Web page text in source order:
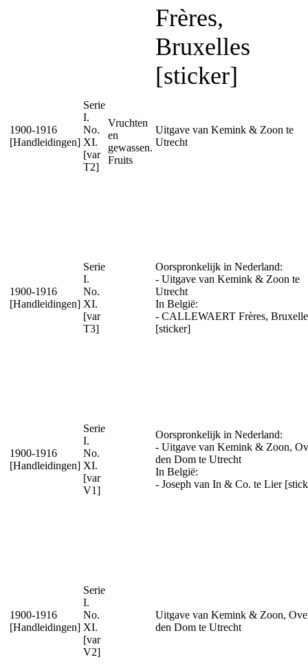
Vruchten
en
gewassen.
Fruits
Frères,
Bruxelles
[sticker]
1900-1916
[Handleidingen]
Serie
I.
No.
XI.
[var
T2]
Uitgave van Kemink & Zoon te
Utrecht
1900-1916
[Handleidingen]
Serie
I.
No.
XI.
[var
T3]
Oorspronkelijk in Nederland:
- Uitgave van Kemink & Zoon te
Utrecht
In België:
- CALLEWAERT Frères,
[sticker]
1900-1916
[Handleidingen]
Serie
I.
No.
XI.
[var
V1]
Oorspronkelijk in Nederland:
- Uitgave van Kemink & Zoon,
den Dom te Utrecht
In België:
- Joseph van In & Co. te Lier
1900-1916
[Handleidingen]
Serie
I.
No.
XI.
[var
V2]
Uitgave van Kemink & Zoon,
den Dom te Utrecht